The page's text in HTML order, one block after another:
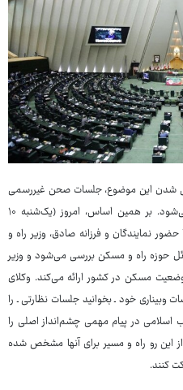
شدن این موضوع، جلسات صحن غیررسمی
مجلس به صورت وبیناری (برخط) برگزار می‌شود. بر همین اساس، امروز (یک‌شنبه ۱۰
نمایندگان و فرزانه صادق، وزیر راه و
حوزه راه و مسکن بررسی می‌شود و وزیر
مسکن در کشور ارائه می‌کند. وکلای
وبیناری خود ـ بخوانید جلسات نظارتی ـ را
اسلامی در پیام مهمی چشم‌انداز اصلی را
این رو راه و مسیر برای آنها مشخص شده
کنند.